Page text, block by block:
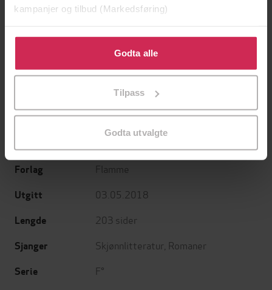
kampanjer og tilbud (Markedsføring)
Klikk på «Godta alle» for å gi oss ditt samtykke til å
bruke cookies for alle disse formålene. Du kan også
tilpasse ditt samtykke til spesifikke formål ved å klikke
Godta alle
Tilpass
Godta utvalgte
EBOK EBOK
Forlag Flamme
Utgitt 03.05.2018
Lengde 203 sider
Sjanger Skjønnlitteratur Romaner
Serie F°